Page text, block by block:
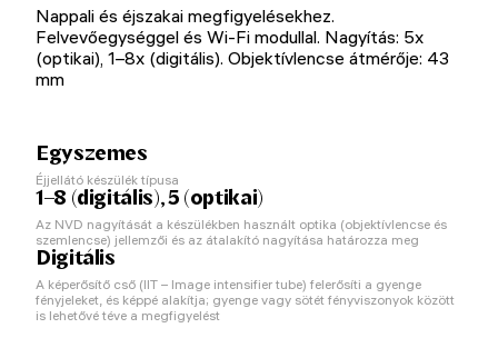
Nappali és éjszakai megfigyelésekhez.
Felvevőegységgel és Wi-Fi modullal. Nagyítás: 5x
(optikai), 1–8x (digitális). Objektívlencse átmérője: 43
mm
Egyszemes
Éjjellátó készülék típusa
1–8 (digitális), 5 (optikai)
Az NVD nagyítását a készülékben használt optika (objektívlencse és
szemlencse) jellemzői és az átalakító nagyítása határozza meg
Digitális
A képerősítő cső (IIT – Image intensifier tube) felerősíti a gyenge
fényjeleket, és képpé alakítja; gyenge vagy sötét fényviszonyok között
is lehetővé téve a megfigyelést